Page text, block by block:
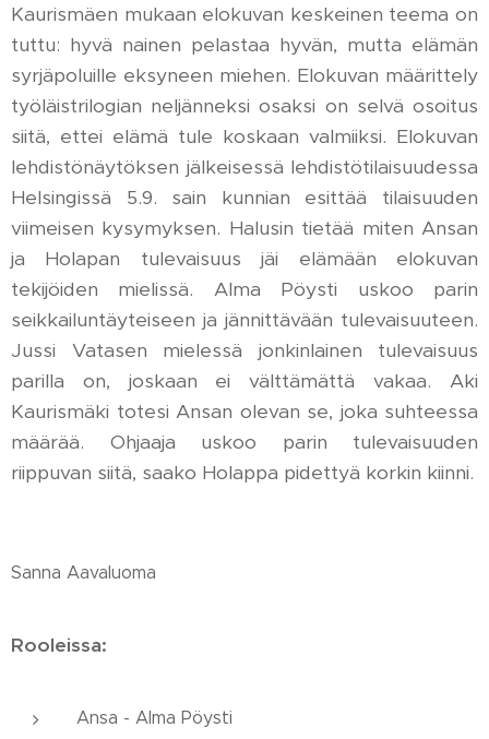
Kaurismäen mukaan elokuvan keskeinen teema on
tuttu: hyvä nainen pelastaa hyvän, mutta elämän
syrjäpoluille eksyneen miehen. Elokuvan määrittely
työläistrilogian neljänneksi osaksi on selvä osoitus
siitä, ettei elämä tule koskaan valmiiksi. Elokuvan
lehdistönäytöksen jälkeisessä lehdistötilaisuudessa
Helsingissä 5.9. sain kunnian esittää tilaisuuden
viimeisen kysymyksen. Halusin tietää miten Ansan
ja Holapan tulevaisuus jäi elämään elokuvan
tekijöiden mielissä. Alma Pöysti uskoo parin
seikkailuntäyteiseen ja jännittävään tulevaisuuteen.
Jussi Vatasen mielessä jonkinlainen tulevaisuus
parilla on, joskaan ei välttämättä vakaa. Aki
Kaurismäki totesi Ansan olevan se, joka suhteessa
määrää. Ohjaaja uskoo parin tulevaisuuden
riippuvan siitä, saako Holappa pidettyä korkin kiinni.
Sanna Aavaluoma
Rooleissa:
Ansa - Alma Pöysti